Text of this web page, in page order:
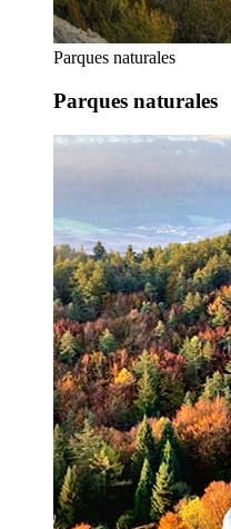
Parques naturales
Parques naturales